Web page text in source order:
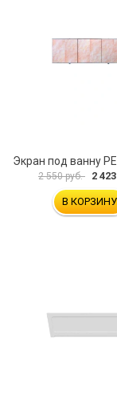
2 550 руб. 2
В КОРЗИНУ